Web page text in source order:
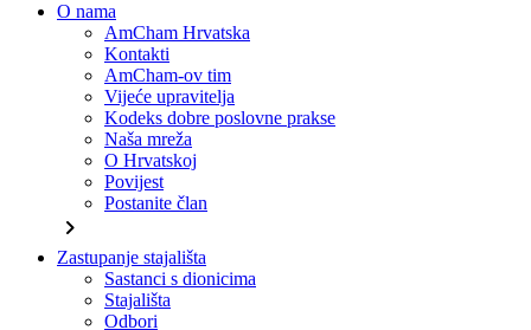
O nama
AmCham Hrvatska
Kontakti
AmCham-ov tim
Vijeće upravitelja
Kodeks dobre poslovne prakse
Naša mreža
O Hrvatskoj
Povijest
Postanite član
chevron_right
Zastupanje stajališta
Sastanci s dionicima
Stajališta
Odbori